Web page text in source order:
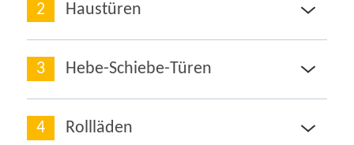
Haustüren
Hebe-Schiebe-Türen
Rollläden